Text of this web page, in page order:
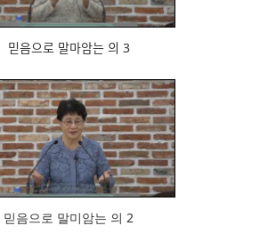
믿음으로 말마암는 의 3
800
믿음으로 말미암는 의 2